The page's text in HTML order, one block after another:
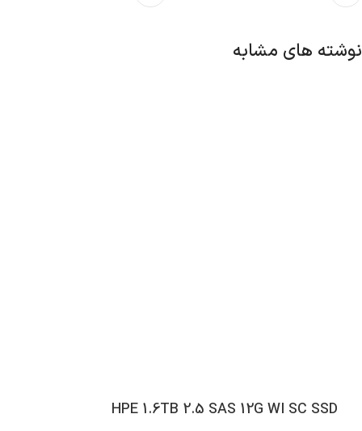
نوشته های مشابه
HPE 1.6TB 2.5 SAS 12G WI SC SSD